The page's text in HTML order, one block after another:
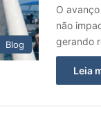
Blog
O
não
gerando
Leia